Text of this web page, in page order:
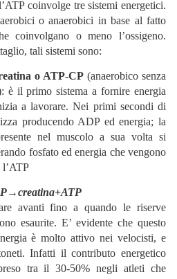
coinvolge tre sistemi energetici.
o anaerobici in base al fatto
coinvolgano o meno l’ossigeno.
tali sistemi sono:
o ATP-CP (anaerobico senza
è il primo sistema a fornire energia
a lavorare. Nei primi secondi di
producendo ADP ed energia; la
nel muscolo a sua volta si
fosfato ed energia che vengono
l’ATP
avanti fino a quando le riserve
esaurite. E’ evidente che questo
è molto attivo nei velocisti, e
Infatti il contributo energetico
tra il 30-50% negli atleti che